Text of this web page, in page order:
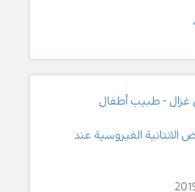
غزال - طبيب أطفال
الانتانية الفيروسية عند